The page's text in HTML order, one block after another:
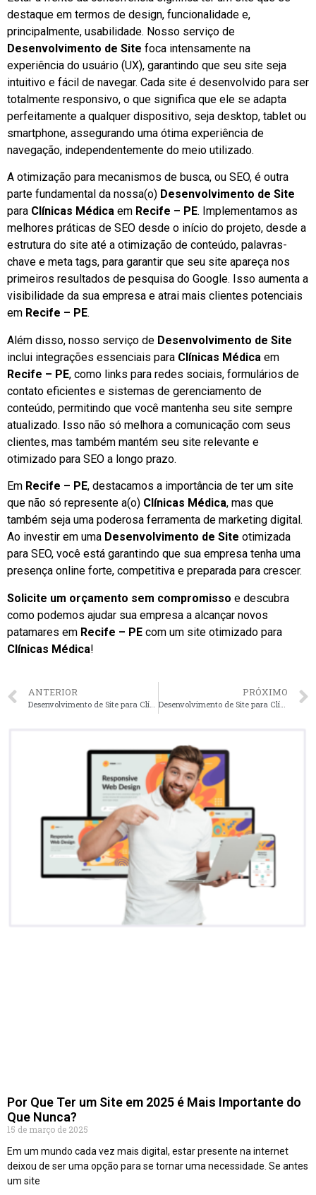
destaque em termos de design, funcionalidade e,
principalmente, usabilidade. Nosso serviço de
Desenvolvimento de Site foca intensamente na
experiência do usuário (UX), garantindo que seu site seja
intuitivo e fácil de navegar. Cada site é desenvolvido para ser
totalmente responsivo, o que significa que ele se adapta
perfeitamente a qualquer dispositivo, seja desktop, tablet ou
smartphone, assegurando uma ótima experiência de
navegação, independentemente do meio utilizado.
A otimização para mecanismos de busca, ou SEO, é outra
parte fundamental da nossa(o) Desenvolvimento de Site
para Clínicas Médica em Recife – PE. Implementamos as
melhores práticas de SEO desde o início do projeto, desde a
estrutura do site até a otimização de conteúdo, palavras-
chave e meta tags, para garantir que seu site apareça nos
primeiros resultados de pesquisa do Google. Isso aumenta a
visibilidade da sua empresa e atrai mais clientes potenciais
em Recife – PE.
Além disso, nosso serviço de Desenvolvimento de Site
inclui integrações essenciais para Clínicas Médica em
Recife – PE, como links para redes sociais, formulários de
contato eficientes e sistemas de gerenciamento de
conteúdo, permitindo que você mantenha seu site sempre
atualizado. Isso não só melhora a comunicação com seus
clientes, mas também mantém seu site relevante e
otimizado para SEO a longo prazo.
Em Recife – PE, destacamos a importância de ter um site
que não só represente a(o) Clínicas Médica, mas que
também seja uma poderosa ferramenta de marketing digital.
Ao investir em uma Desenvolvimento de Site otimizada
para SEO, você está garantindo que sua empresa tenha uma
presença online forte, competitiva e preparada para crescer.
Solicite um orçamento sem compromisso e descubra
como podemos ajudar sua empresa a alcançar novos
patamares em Recife – PE com um site otimizado para
Clínicas Médica!
ANTERIOR PRÓXIMO
Desenvolvimento de Site para Clínicas Médica em Fortaleza – CE faça seu orçamento
Por Que Ter um Site em 2025 é Mais Importante do
Que Nunca?
15 de março de 2025
Em um mundo cada vez mais digital, estar presente na internet
deixou de ser uma opção para se tornar uma necessidade. Se antes
um site